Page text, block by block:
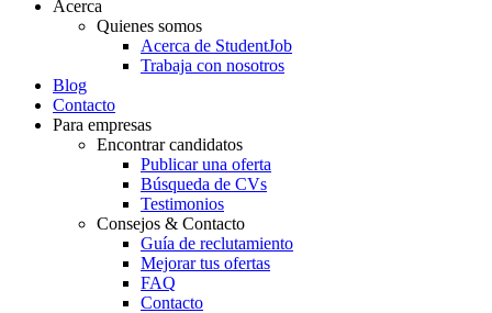
Acerca
Quienes somos
Acerca de StudentJob
Trabaja con nosotros
Blog
Contacto
Para empresas
Encontrar candidatos
Publicar una oferta
Búsqueda de CVs
Testimonios
Consejos & Contacto
Guía de reclutamiento
Mejorar tus ofertas
FAQ
Contacto